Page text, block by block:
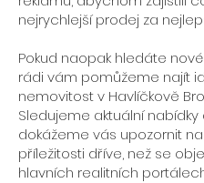
nejrychlejší prodej za
Pokud naopak hledáte
rádi vám pomůžeme najít
nemovitost v Havlíčkově
Sledujeme aktuální nabídky
dokážeme vás upozornit
příležitosti dříve, než se
hlavních realitních